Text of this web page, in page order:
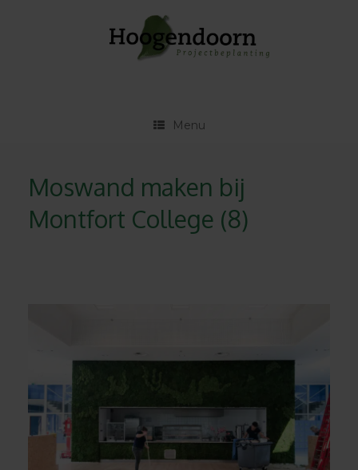
Menu
Moswand maken bij
Montfort College (8)